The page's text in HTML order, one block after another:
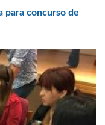
para concurso de